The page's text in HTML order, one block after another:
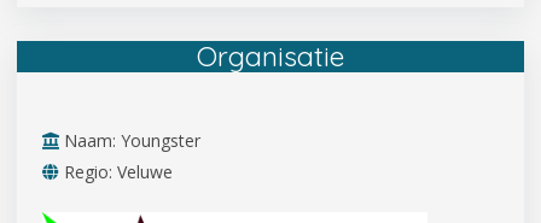
Organisatie
Naam: Youngster
Regio: Veluwe